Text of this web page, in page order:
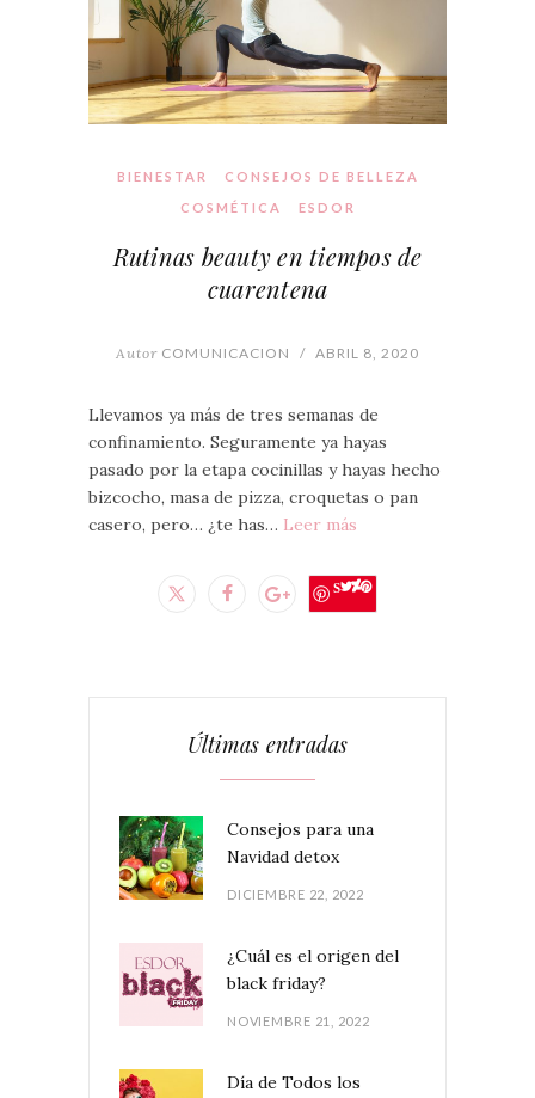
BIENESTAR
CONSEJOS DE BELLEZA
COSMÉTICA
ESDOR
Rutinas beauty en tiempos de
cuarentena
Autor COMUNICACION / ABRIL 8, 2020
Llevamos ya más de tres semanas de
confinamiento. Seguramente ya hayas
pasado por la etapa cocinillas y hayas hecho
bizcocho, masa de pizza, croquetas o pan
casero, pero… ¿te has… Leer más
Save
Últimas entradas
Consejos para una
Navidad detox
DICIEMBRE 22, 2022
¿Cuál es el origen del
black friday?
NOVIEMBRE 21, 2022
Día de Todos los